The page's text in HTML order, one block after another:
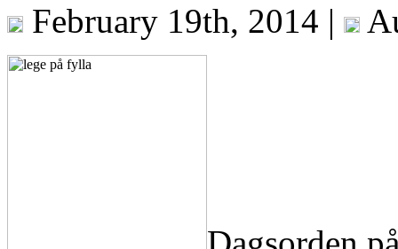
February 19th, 2014 |